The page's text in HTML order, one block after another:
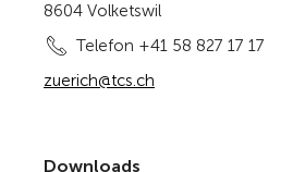
8604 Volketswil
Telefon +41 58 827 17 17
zuerich@tcs.ch
Downloads